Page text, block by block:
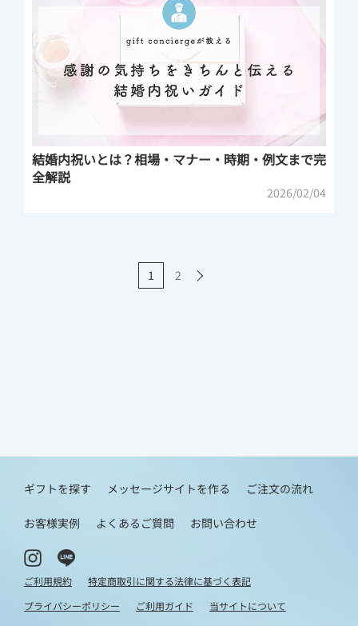
結婚内祝いとは？相場・マナー・時期・例文まで完
全解説
2026/02/04
1 2
ギフトを探す メッセージサイトを作る ご注文の流れ
お客様実例 よくあるご質問 お問い合わせ
ご利用規約
特定商取引に関する法律に基づく表記
プライパシーポリシー
ご利用ガイド
当サイトについて